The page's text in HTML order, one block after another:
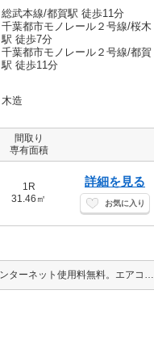
総武本線/都賀駅 徒歩11分
千葉都市モノレール２号線/桜木
駅 徒歩7分
千葉都市モノレール２号線/都賀
駅 徒歩11分
木造
間取り
専有面積
1R
31.46㎡
詳細を見る
お気に入り
◇LINE、クレジット、オンライン対応◇エイブルNW四街道店 ペット可。インターネット使用料無料。エアコン付き。都市ガス使用。浴室乾燥機付。